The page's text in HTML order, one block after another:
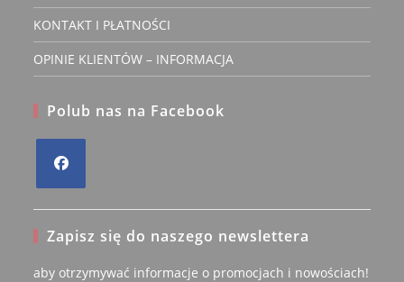
KONTAKT I PŁATNOŚCI
OPINIE KLIENTÓW – INFORMACJA
Polub nas na Facebook
a
new
Zapisz się do naszego newslettera
aby otrzymywać informacje o promocjach i nowościach!